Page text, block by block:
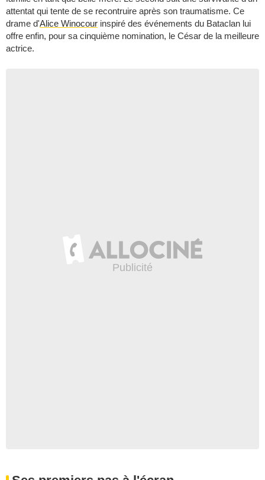
attentat qui tente de se recontruire après son traumatisme. Ce
drame d'Alice Winocour inspiré des événements du Bataclan lui
offre enfin, pour sa cinquième nomination, le César de la meilleure
actrice.